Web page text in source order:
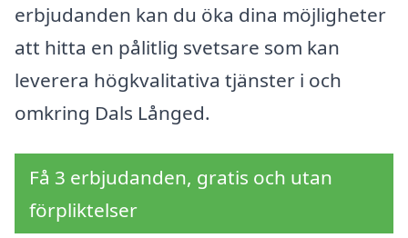
erbjudanden kan du öka dina möjligheter
att hitta en pålitlig svetsare som kan
leverera högkvalitativa tjänster i och
omkring Dals Långed.
Få 3 erbjudanden, gratis och utan
förpliktelser